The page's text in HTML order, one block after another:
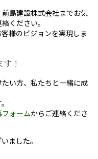
島建設株式会社までお気
ください。
様のビジョンを実現しま
！
い方、私たちと一緒に成
ォームからご連絡くださ
ました。